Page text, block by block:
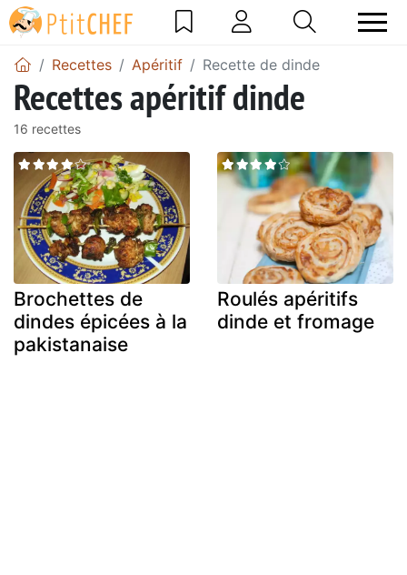
Recettes Apéritif Recette de dinde
Recettes apéritif dinde
16 recettes
Brochettes de
dindes épicées à la
pakistanaise
Roulés apéritifs
dinde et fromage